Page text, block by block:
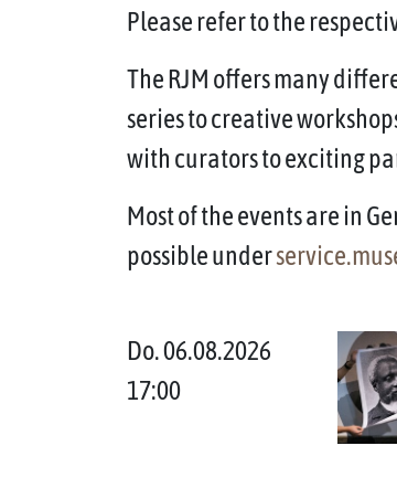
Please refer to the
The RJM offers many
series to creative
with curators to exciting
Most of the events are in
possible under
Do. 06.08.2026
17:00